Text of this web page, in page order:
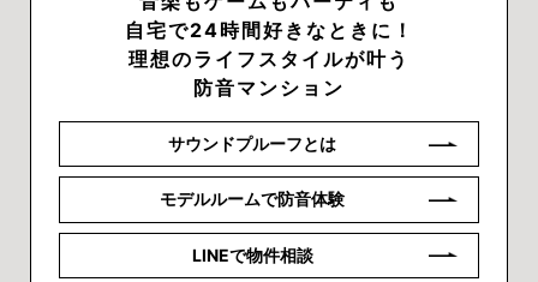
自宅で24時間好きなときに！
理想のライフスタイルが叶う
防音マンション
サウンドプルーフとは
モデルルームで防音体験
LINEで物件相談